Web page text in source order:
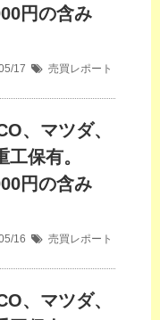
円の含み
17 売買レポート
、マツダ、
工保有。
円の含み
16 売買レポート
、マツダ、